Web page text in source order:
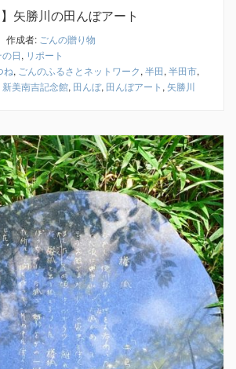
矢勝川の田んぼアート
作成者: ごんの贈り物
日, リポート
ね, ごんのふるさとネットワーク, 半田, 半田市,
新美南吉記念館, 田んぼ, 田んぼアート , 矢勝川